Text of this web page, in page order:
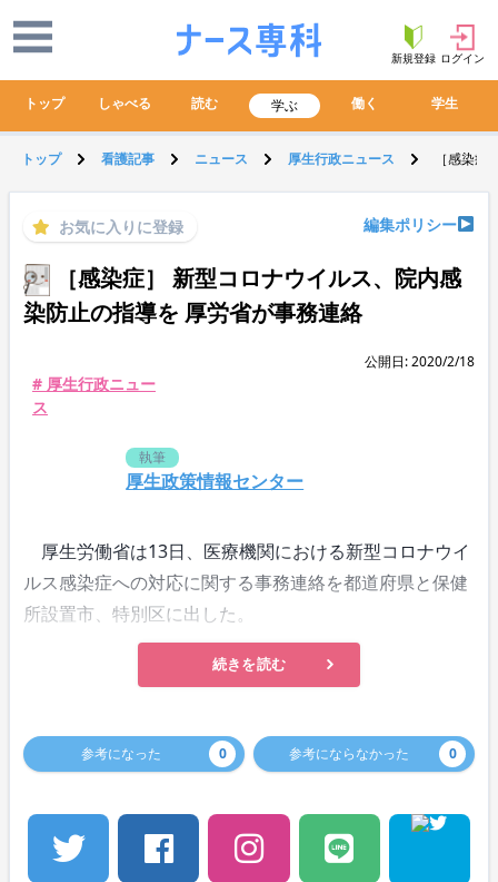
新規登録 ログイン
トップ しゃべる 読む 学ぶ 働く 学生
トップ 看護記事 ニュース 厚生行政ニュース ［感染
お気に入りに登録 編集ポリシー
［感染症］ 新型コロナウイルス、院内感
染防止の指導を 厚労省が事務連絡
公開日: 2020/2/18
# 厚生行政ニュー
ス
執筆
厚生政策情報センター
厚生労働省は13日、医療機関における新型コロナウイ
ルス感染症への対応に関する事務連絡を都道府県と保健
所設置市、特別区に出した。
続きを読む
参考になった 0 参考にならなかった 0